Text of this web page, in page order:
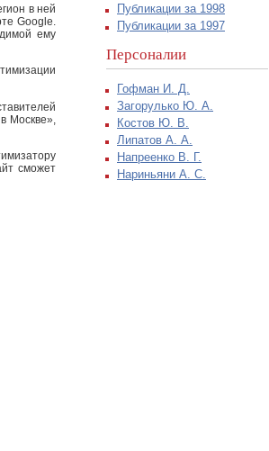
в ней
Google.
ему
Москве»,
сможет
Публикации за 1998
Публикации за 1997
Персоналии
Гофман И. Д.
Загорулько Ю. А.
Костов Ю. В.
Липатов А. А.
Напреенко В. Г.
Нариньяни А. С.